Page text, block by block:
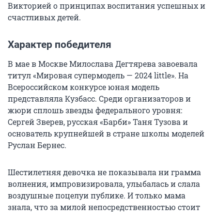
Викторией о принципах воспитания успешных и
счастливых детей.
Характер победителя
В мае в Москве Милослава Дегтярева завоевала
титул «Мировая супермодель — 2024 little». На
Всероссийском конкурсе юная модель
представляла Кузбасс. Среди организаторов и
жюри сплошь звезды федерального уровня:
Сергей Зверев, русская «Барби» Таня Тузова и
основатель крупнейшей в стране школы моделей
Руслан Бернес.
Шестилетняя девочка не показывала ни грамма
волнения, импровизировала, улыбалась и слала
воздушные поцелуи публике. И только мама
знала, что за милой непосредственностью стоит